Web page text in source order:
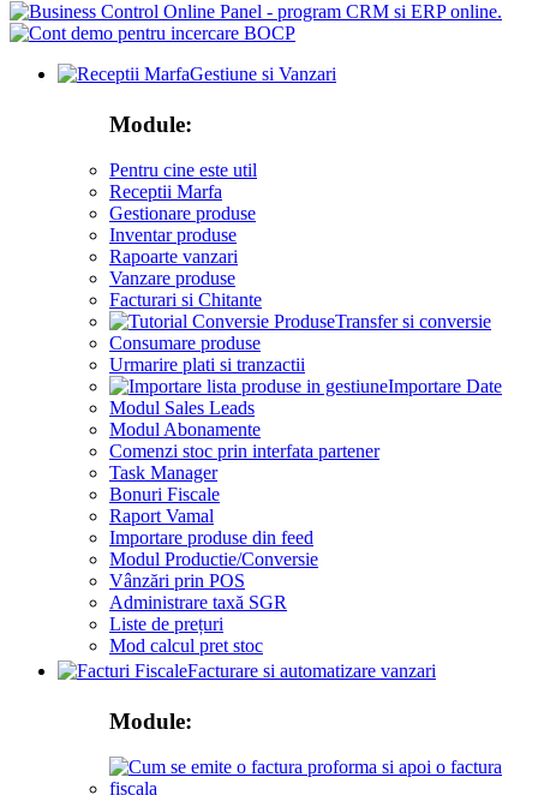
Gestiune si Vanzari
Module:
Pentru cine este util
Receptii Marfa
Gestionare produse
Inventar produse
Rapoarte vanzari
Vanzare produse
Facturari si Chitante
Transfer si conversie
Consumare produse
Urmarire plati si tranzactii
Importare Date
Modul Sales Leads
Modul Abonamente
Comenzi stoc prin interfata partener
Task Manager
Bonuri Fiscale
Raport Vamal
Importare produse din feed
Modul Productie/Conversie
Vânzări prin POS
Administrare taxă SGR
Liste de prețuri
Mod calcul pret stoc
Facturare si automatizare vanzari
Module: